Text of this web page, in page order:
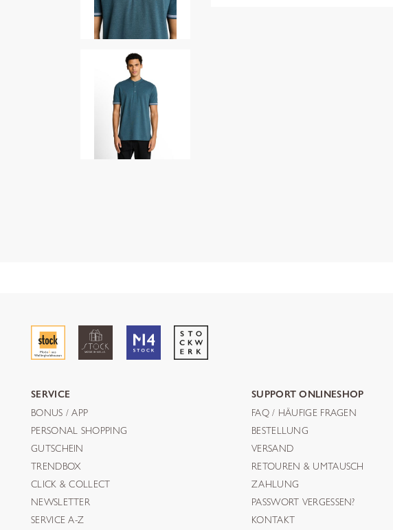
SERVICE
BONUS / APP
PERSONAL SHOPPING
GUTSCHEIN
TRENDBOX
CLICK & COLLECT
NEWSLETTER
SERVICE A-Z
SUPPORT ONLINESHOP
FAQ / HÄUFIGE FRAGEN
BESTELLUNG
VERSAND
RETOUREN & UMTAUSCH
ZAHLUNG
PASSWORT VERGESSEN?
KONTAKT